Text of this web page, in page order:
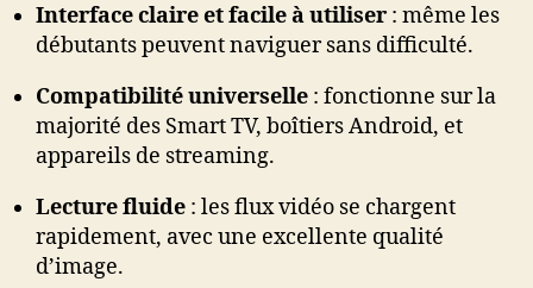
Interface claire et facile à utiliser : même les
débutants peuvent naviguer sans difficulté.
Compatibilité universelle : fonctionne sur la
majorité des Smart TV, boîtiers Android, et
appareils de streaming.
Lecture fluide : les flux vidéo se chargent
rapidement, avec une excellente qualité
d’image.